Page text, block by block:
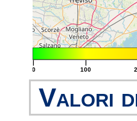
|
0
|
100
Valori